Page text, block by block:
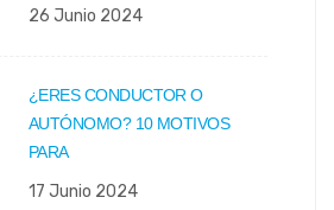
26 Junio 2024
¿ERES CONDUCTOR O
AUTÓNOMO? 10 MOTIVOS
PARA
17 Junio 2024